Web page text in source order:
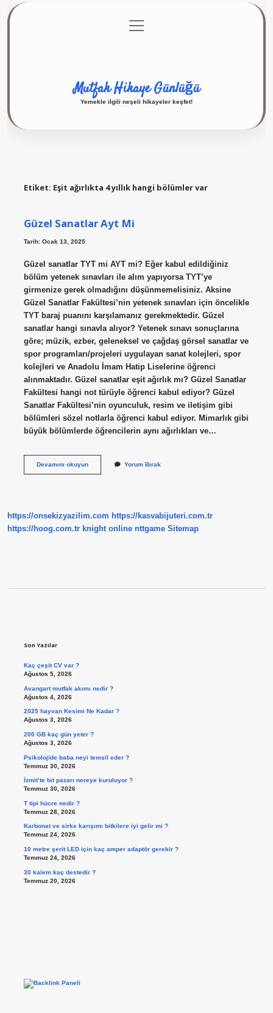
Gizlilik Politikası
menüyü
aç
Mutfak Hikaye Günlüğü
Yemekle ilgili neşeli hikayeler keşfet!
Etiket: Eşit ağırlıkta 4 yıllık hangi bölümler var
Güzel Sanatlar Ayt Mi
Tarih: Ocak 13, 2025
Güzel sanatlar TYT mi AYT mi? Eğer kabul edildiğiniz
bölüm yetenek sınavları ile alım yapıyorsa TYT’ye
girmenize gerek olmadığını düşünmemelisiniz. Aksine
Güzel Sanatlar Fakültesi’nin yetenek sınavları için öncelikle
TYT baraj puanını karşılamanız gerekmektedir. Güzel
sanatlar hangi sınavla alıyor? Yetenek sınavı sonuçlarına
göre; müzik, ezber, geleneksel ve çağdaş görsel sanatlar ve
spor programları/projeleri uygulayan sanat kolejleri, spor
kolejleri ve Anadolu İmam Hatip Liselerine öğrenci
alınmaktadır. Güzel sanatlar eşit ağırlık mı? Güzel Sanatlar
Fakültesi hangi not türüyle öğrenci kabul ediyor? Güzel
Sanatlar Fakültesi’nin oyunculuk, resim ve iletişim gibi
bölümleri sözel notlarla öğrenci kabul ediyor. Mimarlık gibi
büyük bölümlerde öğrencilerin aynı ağırlıkları ve…
Devamını okuyunGüzel
Yorum Bırak
https://onsekizyazilim.com https://kasvabijuteri.com.tr
https://hoog.com.tr knight online nttgame Sitemap
Son Yazılar
Kaç çeşit CV var ?
Ağustos 5, 2026
Avangart mutfak akımı nedir ?
Ağustos 4, 2026
2025 hayvan Kesimi Ne Kadar ?
Ağustos 3, 2026
200 GB kaç gün yeter ?
Ağustos 3, 2026
Psikolojide baba neyi temsil eder ?
Temmuz 30, 2026
İzmit’te bit pazarı nereye kuruluyor ?
Temmuz 30, 2026
T tipi hücre nedir ?
Temmuz 28, 2026
Karbonat ve sirke karışımı bitkilere iyi gelir mi ?
Temmuz 24, 2026
10 metre şerit LED için kaç amper adaptör gerekir ?
Temmuz 24, 2026
30 kalem kaç destedir ?
Temmuz 20, 2026